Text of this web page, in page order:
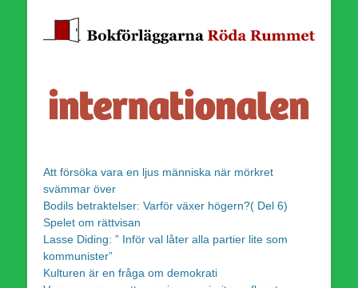
Att försöka vara en ljus människa när mörkret
svämmar över
Bodils betraktelser: Varför växer högern?( Del 6)
Spelet om rättvisan
Lasse Diding: ” Inför val låter alla partier lite som
kommunister”
Kulturen är en fråga om demokrati